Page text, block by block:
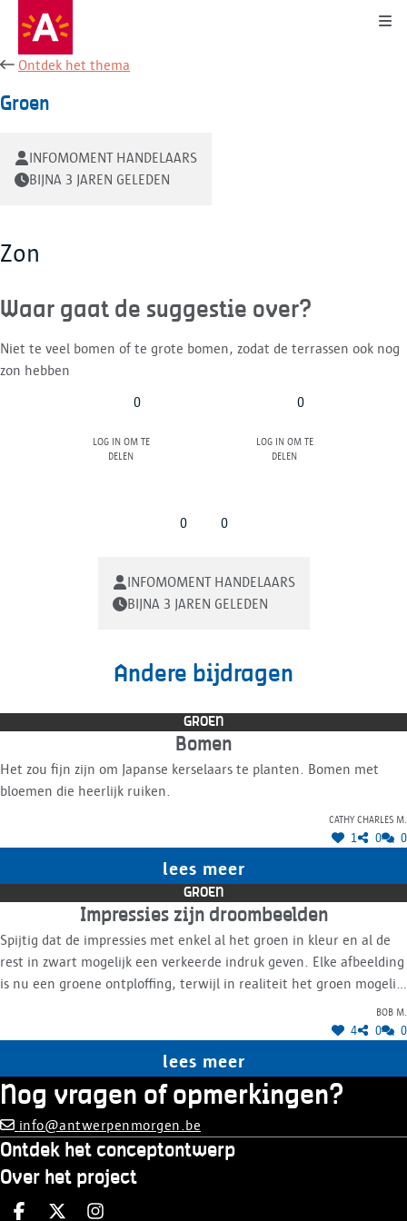
Ontdek het thema
Groen
INFOMOMENT HANDELAARS
BIJNA 3 JAREN GELEDEN
Zon
Waar gaat de suggestie over?
Niet te veel bomen of te grote bomen, zodat de terrassen ook nog
zon hebben
0
Log in om te
delen
0
Log in om te
delen
0 0
INFOMOMENT HANDELAARS
BIJNA 3 JAREN GELEDEN
Andere bijdragen
GROEN
Bomen
Het zou fijn zijn om Japanse kerselaars te planten. Bomen met
bloemen die heerlijk ruiken.
Cathy charles M.
1 0 0
lees meer
GROEN
Impressies zijn droombeelden
Spijtig dat de impressies met enkel al het groen in kleur en al de
rest in zwart mogelijk een verkeerde indruk geven. Elke afbeelding
is nu een groene ontploffing, terwijl in realiteit het groen mogelijk
Bob M.
4 0 0
lees meer
Nog vragen of opmerkingen?
info@antwerpenmorgen.be
Ontdek het conceptontwerp
Over het project